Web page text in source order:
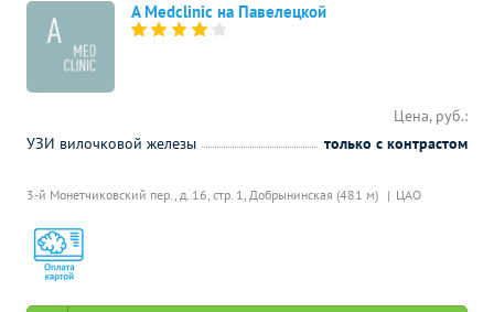
A Medclinic на Павелецкой
3-й Монетчиковский пер., д. 16, стр. 1, Добрынинская (481 м) ЦАО
Цена, руб.:
УЗИ вилочковой железы
только с контрастом